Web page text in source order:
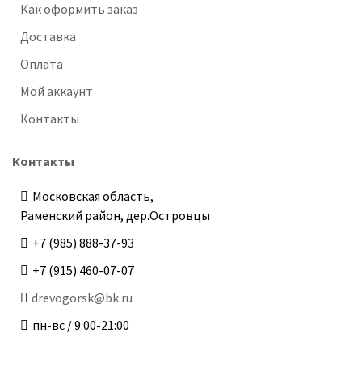
Как оформить заказ
Доставка
Оплата
Мой аккаунт
Контакты
Контакты
Московская область,
Раменский район, дер.Островцы
+7 (985) 888-37-93
+7 (915) 460-07-07
drevogorsk@bk.ru
пн-вс / 9:00-21:00